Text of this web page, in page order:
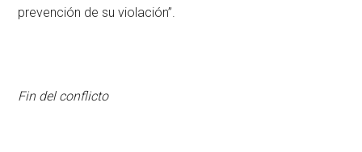
prevención de su violación”.
Fin del conflicto